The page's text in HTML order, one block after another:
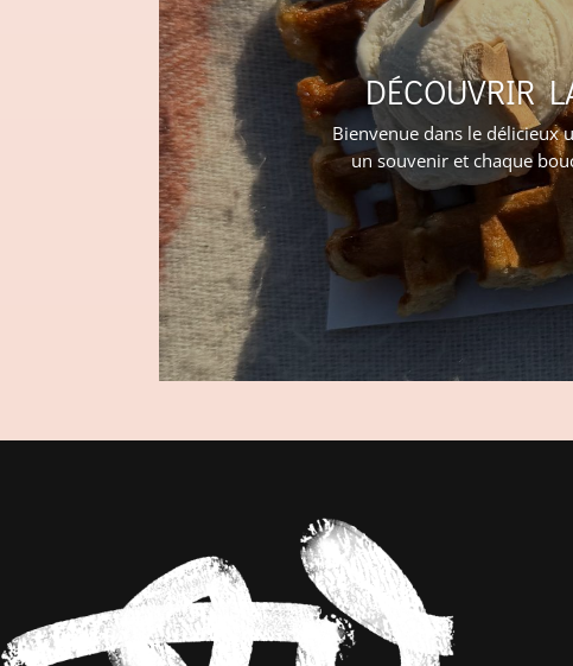
DÉCOUVRIR
Bienvenue dans le délicieux
un souvenir et chaque